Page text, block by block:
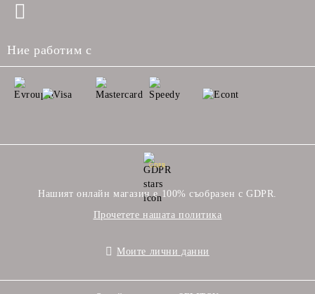
Ние работим с
GDPR
Нашият онлайн магазин е 100% съобразен с GDPR.
Прочетете нашата политика
Моите лични данни